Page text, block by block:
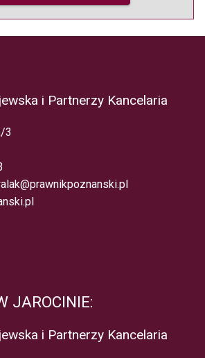
i Partnerzy Kancelaria
3
JAROCINIE:
i Partnerzy Kancelaria